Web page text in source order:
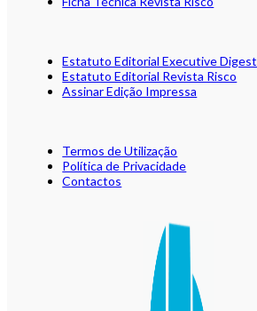
Estatuto Editorial Executive Digest
Estatuto Editorial Revista Risco
Assinar Edição Impressa
Termos de Utilização
Política de Privacidade
Contactos